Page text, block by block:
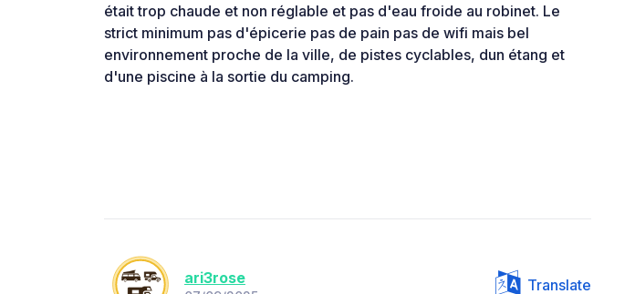
était trop chaude et non réglable et pas d'eau froide au robinet. Le
strict minimum pas d'épicerie pas de pain pas de wifi mais bel
environnement proche de la ville, de pistes cyclables, dun étang et
d'une piscine à la sortie du camping.
ari3rose Translate